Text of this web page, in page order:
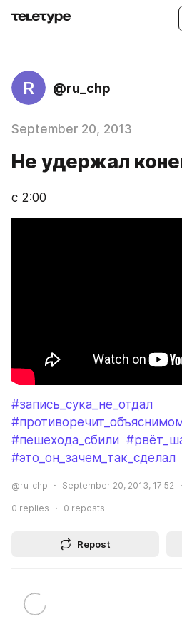
R @ru_chp
September 20, 2013
Не удержал
с 2:00
#запись_сука_не_отдал
#пешехода_сбили
#это_он_зачем_так_сделал
@ru_chp September 20, 2013, 17:52
0 replies 0 reposts
Repost